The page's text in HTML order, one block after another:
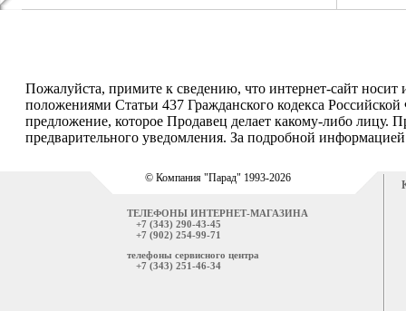
Пожалуйста, примите к сведению, что интернет-сайт
положениями Статьи 437 Гражданского кодекса
предложение, которое Продавец делает какому-либо лицу.
предварительного уведомления. За подробной
© Компания "Парад" 1993-2026
ТЕЛЕФОНЫ ИНТЕРНЕТ-МАГАЗИНА
+7 (343) 290-43-45
+7 (902) 254-99-71
телефоны сервисного центра
+7 (343) 251-46-34